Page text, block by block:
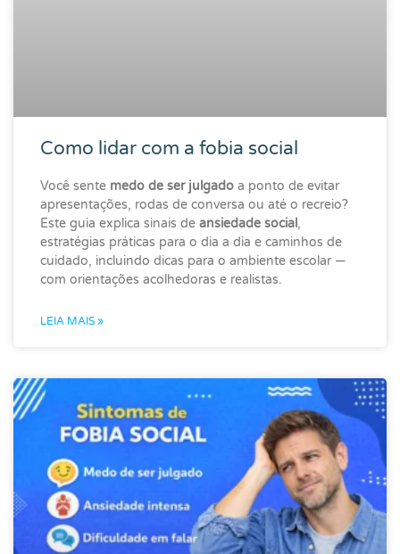
Como lidar com a fobia social
Você sente medo de ser julgado a ponto de evitar
apresentações, rodas de conversa ou até o recreio?
Este guia explica sinais de ansiedade social,
estratégias práticas para o dia a dia e caminhos de
cuidado, incluindo dicas para o ambiente escolar —
com orientações acolhedoras e realistas.
LEIA MAIS »